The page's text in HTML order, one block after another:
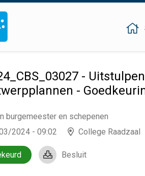
-
-
burgemeester en schepenen
2024 - 09:02
College Raadzaal
Besluit